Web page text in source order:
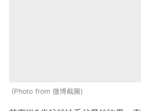
Photo from 微博截圖